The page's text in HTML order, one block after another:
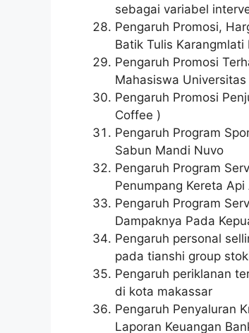
sebagai variabel
Pengaruh Promosi,
Batik Tulis Karangmlati
Pengaruh Promosi
Mahasiswa
Pengaruh Promosi
Coffee )
Pengaruh Program
Sabun Mandi Nuvo
Pengaruh Program
Penumpang Kereta
Pengaruh Program
Dampaknya Pada
Pengaruh personal
pada tianshi group
Pengaruh periklanan
di kota makassar
Pengaruh Penyaluran
Laporan Keuangan